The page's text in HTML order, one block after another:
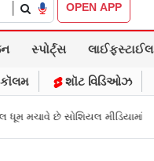
OPEN APP
સ્પોર્ટ્સ લાઈફસ્ટાઈલ
કૉલમ શૉટ વિડિઓઝ
માની Metaની ભૂલ,